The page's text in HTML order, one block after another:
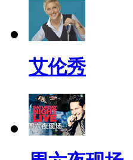
艾伦秀